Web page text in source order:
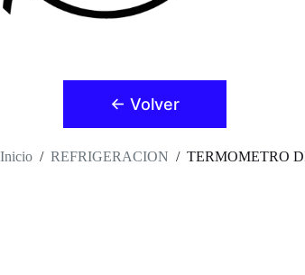
← Volver
Inicio / REFRIGERACION / TERMOMETRO